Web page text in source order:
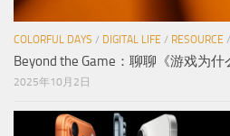
COLORFUL DAYS / DIGITAL LIFE / RESOURCE /
Beyond the Game：聊聊《游戏为
2025年10月2日